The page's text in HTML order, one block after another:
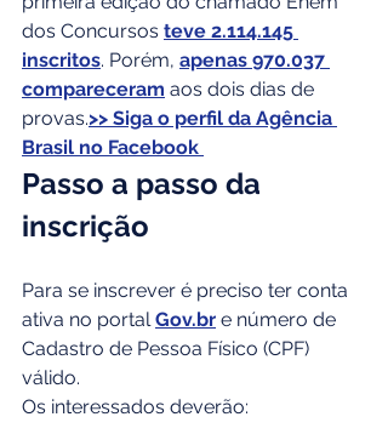
dos Concursos teve 2.114.145
inscritos. Porém, apenas 970.037
compareceram aos dois dias de
provas.>> Siga o perfil da Agência
Brasil no Facebook
Passo a passo da
inscrição
Para se inscrever é preciso ter conta
ativa no portal Gov.br e número de
Cadastro de Pessoa Físico (CPF)
válido.
Os interessados deverão: